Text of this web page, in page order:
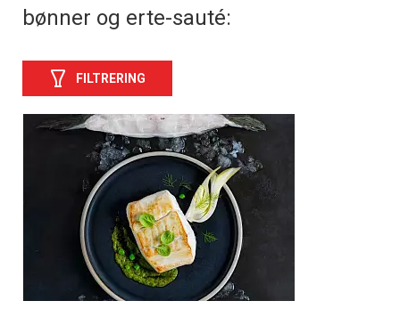
bønner og erte-sauté:
FILTRERING